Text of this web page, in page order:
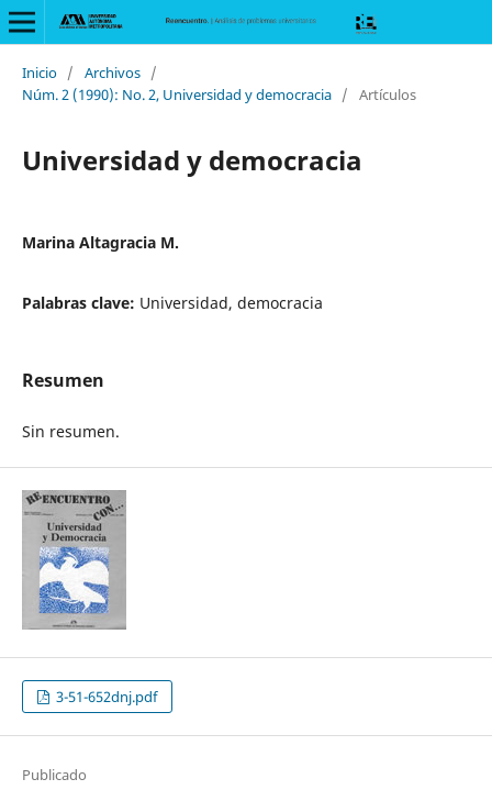
Inicio / Archivos /
Núm. 2 (1990): No. 2, Universidad y democracia / Artículos
Universidad y democracia
Marina Altagracia M.
Palabras clave: Universidad, democracia
Resumen
Sin resumen.
3-51-652dnj.pdf
Publicado